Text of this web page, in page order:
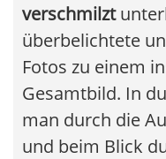
verschmilzt
überbelichtete
Fotos zu einem
Gesamtbild. In
man durch die
und beim Blick